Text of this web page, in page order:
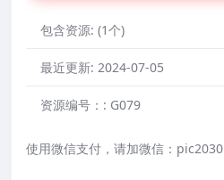
包含资源: (1个)
最近更新: 2024-07-05
资源编号：: G079
使用微信支付，请加微信：pic2030